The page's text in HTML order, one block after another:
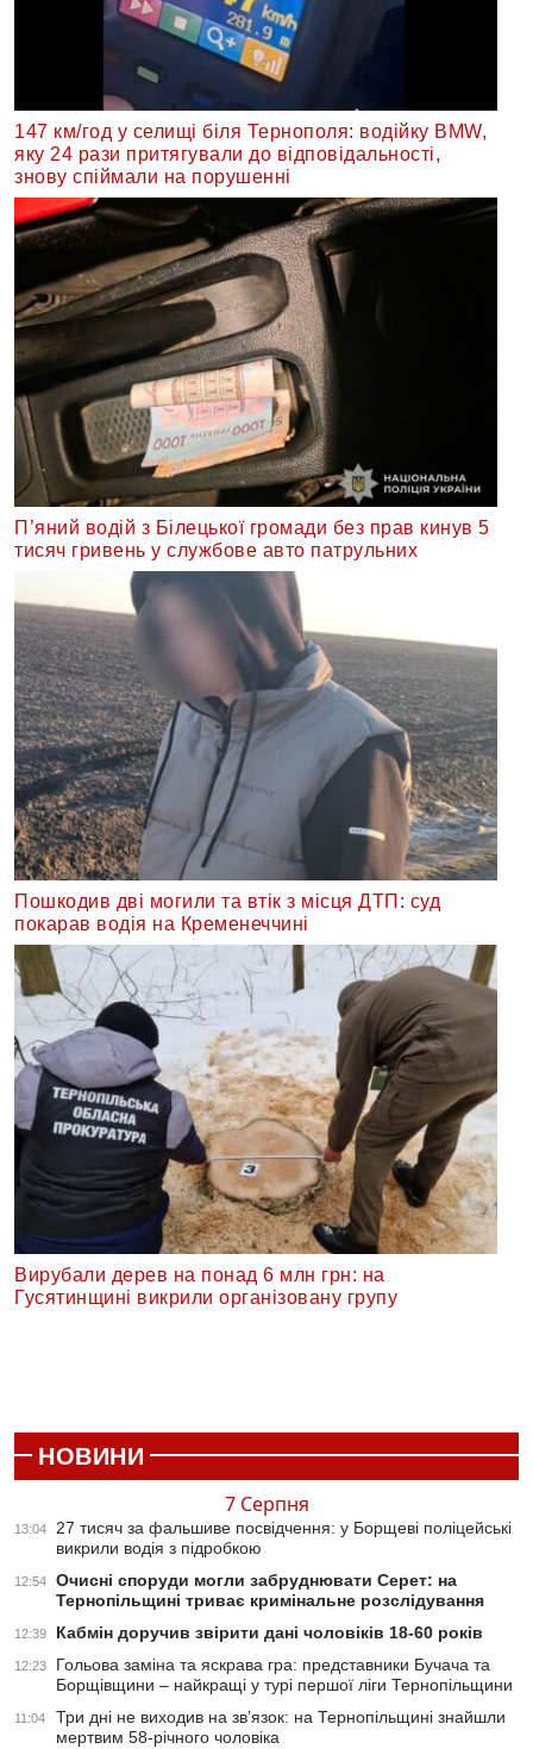
147 км/год у селищі біля Тернополя: водійку BMW,
яку 24 рази притягували до відповідальності,
знову спіймали на порушенні
П’яний водій з Білецької громади без прав кинув 5
тисяч гривень у службове авто патрульних
Пошкодив дві могили та втік з місця ДТП: суд
покарав водія на Кременеччині
Вирубали дерев на понад 6 млн грн: на
Гусятинщині викрили організовану групу
НОВИНИ
7 Серпня
13:04
27 тисяч за фальшиве посвідчення: у Борщеві поліцейські
викрили водія з підробкою
12:54
Очисні споруди могли забруднювати Серет: на
Тернопільщині триває кримінальне розслідування
12:39 Кабмін доручив звірити дані чоловіків 18-60 років
12:23
Гольова заміна та яскрава гра: представники Бучача та
Борщівщини – найкращі у турі першої ліги Тернопільщини
11:04
Три дні не виходив на зв’язок: на Тернопільщині знайшли
мертвим 58-річного чоловіка